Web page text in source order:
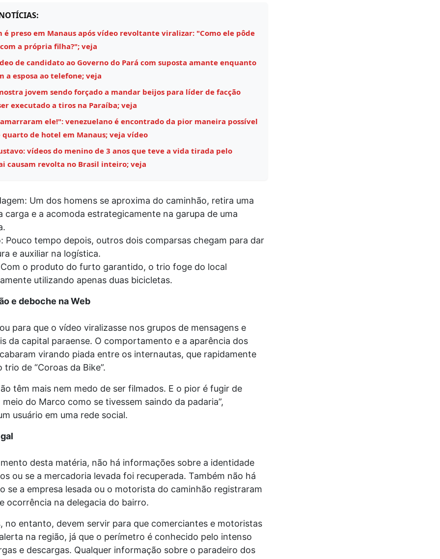
é preso em Manaus após vídeo revoltante viralizar: "Como ele pôde
a própria filha?"; veja
de candidato ao Governo do Pará com suposta amante enquanto
a esposa ao telefone; veja
jovem sendo forçado a mandar beijos para líder de facção
executado a tiros na Paraíba; veja
ele!": venezuelano é encontrado da pior maneira possível
de hotel em Manaus; veja vídeo
vídeos do menino de 3 anos que teve a vida tirada pelo
causam revolta no Brasil inteiro; veja
Um dos homens se aproxima do caminhão, retira uma
carga e a acomoda estrategicamente na garupa de uma
Pouco tempo depois, outros dois comparsas chegam para dar
e auxiliar na logística.
o produto do furto garantido, o trio foge do local
utilizando apenas duas bicicletas.
e deboche na Web
para que o vídeo viralizasse nos grupos de mensagens e
da capital paraense. O comportamento e a aparência dos
virando piada entre os internautas, que rapidamente
de “Coroas da Bike”.
têm mais nem medo de ser filmados. E o pior é fugir de
do Marco como se tivessem saindo da padaria”,
usuário em uma rede social.
desta matéria, não há informações sobre a identidade
ou se a mercadoria levada foi recuperada. Também não há
se a empresa lesada ou o motorista do caminhão registraram
ocorrência na delegacia do bairro.
no entanto, devem servir para que comerciantes e motoristas
na região, já que o perímetro é conhecido pelo intenso
e descargas. Qualquer informação sobre o paradeiro dos